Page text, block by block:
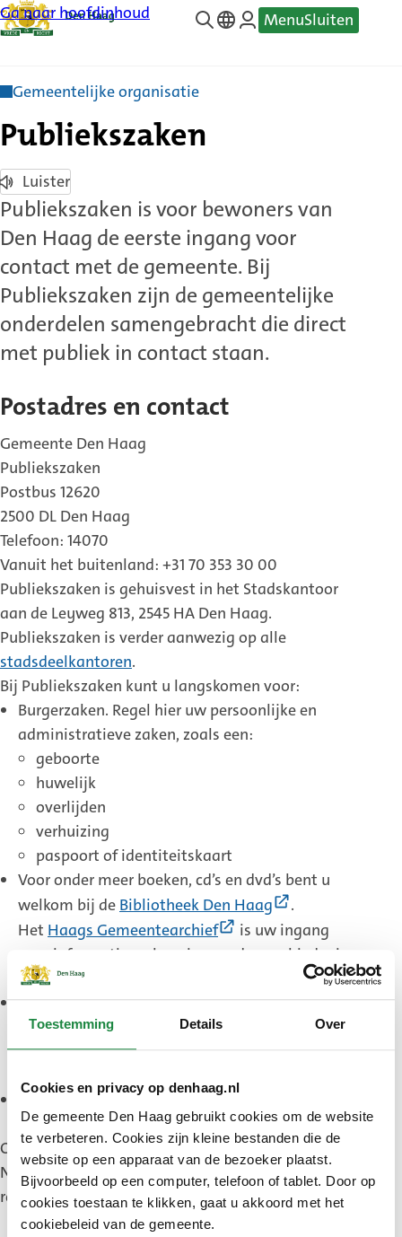
Toestemming Details Over
Cookies en privacy op denhaag.nl
De gemeente Den Haag gebruikt cookies om de website
te verbeteren. Cookies zijn kleine bestanden die de
website op een apparaat van de bezoeker plaatst.
Bijvoorbeeld op een computer, telefoon of tablet. Door op
cookies toestaan te klikken, gaat u akkoord met het
cookiebeleid van de gemeente.
Ga naar hoofdinhoud
—
MenuSluiten
Gemeentelijke organisatie
Publiekszaken
Luister
Publiekszaken is voor bewoners van
Den Haag de eerste ingang voor
contact met de gemeente. Bij
Publiekszaken zijn de gemeentelijke
onderdelen samengebracht die direct
met publiek in contact staan.
Postadres en contact
Gemeente Den Haag
Publiekszaken
Postbus 12620
2500 DL Den Haag
Telefoon: 14070
Vanuit het buitenland: +31 70 353 30 00
Publiekszaken is gehuisvest in het Stadskantoor
aan de Leyweg 813, 2545 HA Den Haag.
Publiekszaken is verder aanwezig op alle
stadsdeelkantoren.
Bij Publiekszaken kunt u langskomen voor:
Burgerzaken. Regel hier uw persoonlijke en
administratieve zaken, zoals een:
geboorte
huwelijk
overlijden
verhuizing
paspoort of identiteitskaart
Voor onder meer boeken, cd’s en dvd’s bent u
welkom bij de Bibliotheek Den Haag
(Externe
link)
.
Het Haags Gemeentearchief
(Externe
link)
is uw ingang
voor informatie en kennis over de geschiedenis
van Den Haag en de regio.
Stadsdelen en wijken(‘collectieve
dienstverlening’). Publiekszaken voert haar
taken graag dichtbij de burger uit, dus in de
Belastingzaken(‘opgelegde dienstverlening’),
die gemeentelijke belastingen afhandelt.
Ook heeft Publiekszaken een landelijke taak voor
Nederlanders in het buitenland, bijvoorbeeld de
registratie van stemmen tijdens verkiezingen.